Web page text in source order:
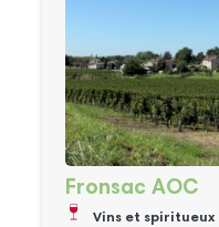
Fronsac AOC
Vins et spiritueux